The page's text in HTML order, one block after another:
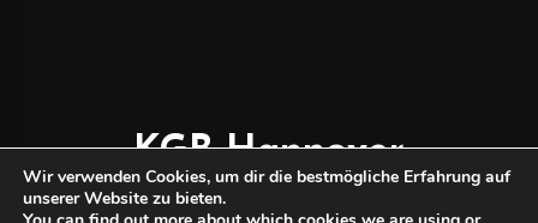
KGB Hannover
TISCHFUSSBALL
Wir verwenden Cookies, um dir die bestmögliche Erfahrung auf
unserer Website zu bieten.